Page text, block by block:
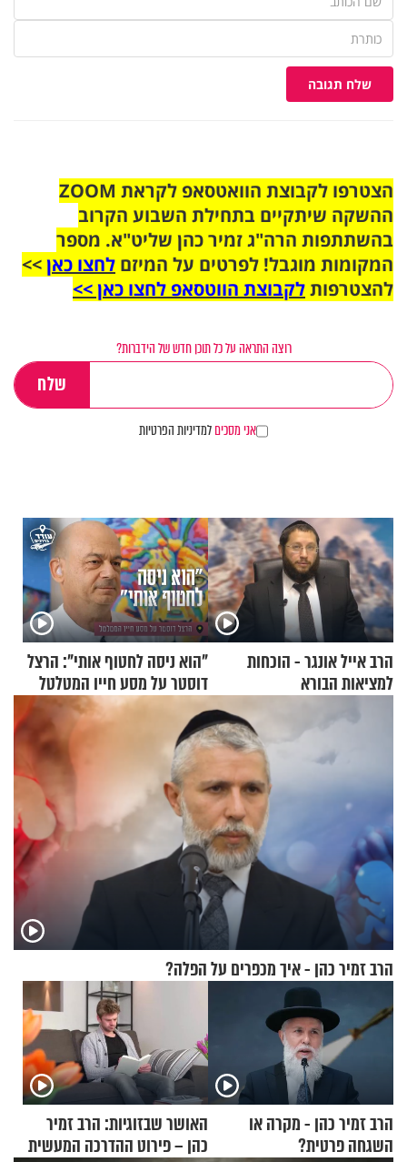
שלח תגובה
הצטרפו לקבוצת הוואטסאפ לקראת ZOOM
ההשקה שיתקיים בתחילת השבוע הקרוב
בהשתתפות הרה"ג זמיר כהן שליט"א. מספר
המקומות מוגבל! לפרטים על המיזם לחצו כאן>>
להצטרפותלקבוצת הווטסאפ לחצו כאן >>
רוצה התראה על כל תוכן חדש של הידברות?
אני מסכיםלמדיניות הפרטיות
הרב אייל אונגר - הוכחות
למציאות הבורא
"הוא ניסה לחטוף אותי": הרצל
דוסטר על מסע חייו המטלטל
הרב זמיר כהן - איך מכפרים על הפלה?
הרב זמיר כהן - מקרה או
השגחה פרטית?
האושר שבזוגיות: הרב זמיר
כהן – פירוט ההדרכה המעשית